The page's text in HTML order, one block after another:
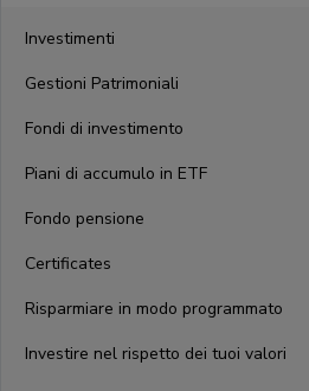
Investimenti
Gestioni Patrimoniali
Fondi di investimento
Piani di accumulo in ETF
Fondo pensione
Certificates
Risparmiare in modo programmato
Investire nel rispetto dei tuoi valori